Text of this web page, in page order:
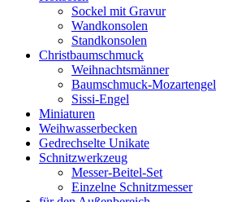
Sockel mit Gravur
Wandkonsolen
Standkonsolen
Christbaumschmuck
Weihnachtsmänner
Baumschmuck-Mozartengel
Sissi-Engel
Miniaturen
Weihwasserbecken
Gedrechselte Unikate
Schnitzwerkzeug
Messer-Beitel-Set
Einzelne Schnitzmesser